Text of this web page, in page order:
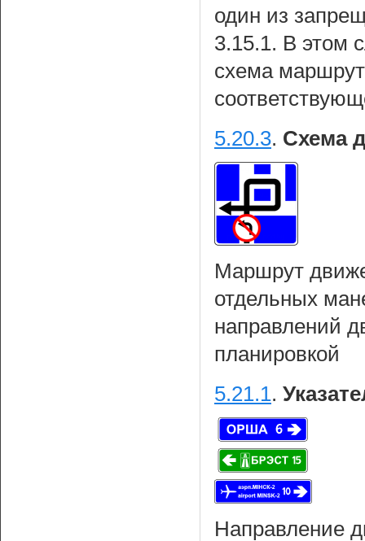
один из
3.15.1. В этом
схема
5.20.3. Схема
Маршрут
отдельных
направлений
планировкой
5.21.1.
Направление